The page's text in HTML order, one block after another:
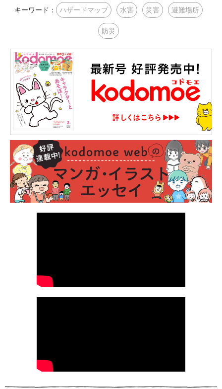
キーワード： ハザードマップ 水害 災害 避難場所
防災